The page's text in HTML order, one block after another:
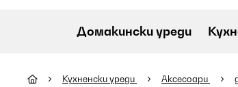
Домакински уреди
Кухненски уреди Аксесоари